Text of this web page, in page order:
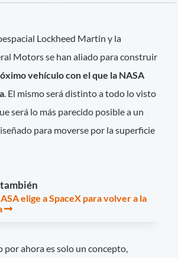
Lockheed Martin y la
Motors se han aliado para construir
vehículo con el que la NASA
. El mismo será distinto a todo lo visto
será lo más parecido posible a un
para moverse por la superficie
elige a SpaceX para volver a la
por ahora es solo un concepto,